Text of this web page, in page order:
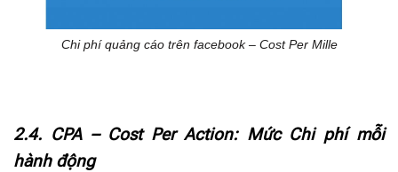
Chi phí quảng cáo trên facebook – Cost Per Mille
2.4. CPA – Cost Per Action: Mức Chi phí mỗi
hành động